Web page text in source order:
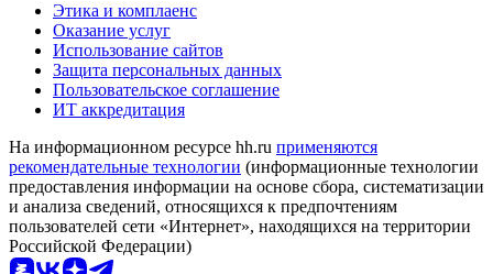
Этика и комплаенс
Оказание услуг
Использование сайтов
Защита персональных данных
Пользовательское соглашение
ИТ аккредитация
На информационном ресурсе hh.ru применяются
рекомендательные технологии (информационные технологии
предоставления информации на основе сбора, систематизации
и анализа сведений, относящихся к предпочтениям
пользователей сети «Интернет», находящихся на территории
Российской Федерации)